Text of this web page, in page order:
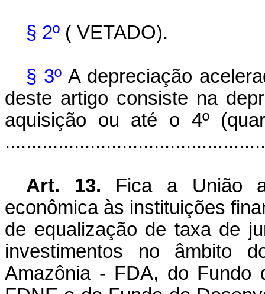
§ 2º ( VETADO).
§ 3º A depreciação
deste artigo consiste na
aquisição ou até o 4º
Art. 13.
Fica a União
econômica às instituições
de equalização de taxa de
investimentos no âmbito
Amazônia - FDA, do Fundo